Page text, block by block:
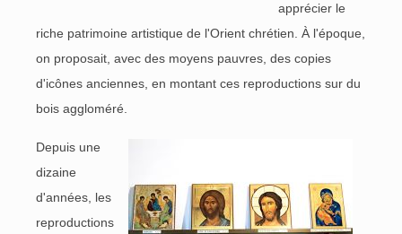
apprécier le
riche patrimoine artistique de l'Orient chrétien. À l'époque,
on proposait, avec des moyens pauvres, des copies
d'icônes anciennes, en montant ces reproductions sur du
bois aggloméré.
Depuis une
dizaine
d'années, les
reproductions